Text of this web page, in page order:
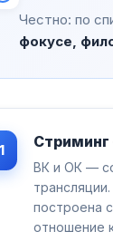
Честно: по
фокусе,
Стриминг
ВК и ОК —
построена
отношение